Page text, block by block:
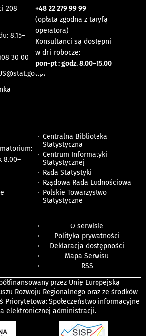
208
8.15–
30 00
+48 22 279 99 99
(opłata zgodna z taryfą
operatora)
Konsultanci są dostępni
w dni robocze:
pon–pt : godz. 8.00–15.00
8.00–
Centralna Biblioteka
Statystyczna
Centrum Informatyki
Statystycznej
Rada Statystyki
Rządowa Rada Ludnościowa
Polskie Towarzystwo
Statystyczne
O serwisie
Polityka prywatności
Deklaracja dostępności
Mapa Serwisu
RSS
przez Unię Europejską
Rozwoju Regionalnego oraz ze środków
Priorytetowa: Społeczeństwo informacyjne
elektronicznej administracji.